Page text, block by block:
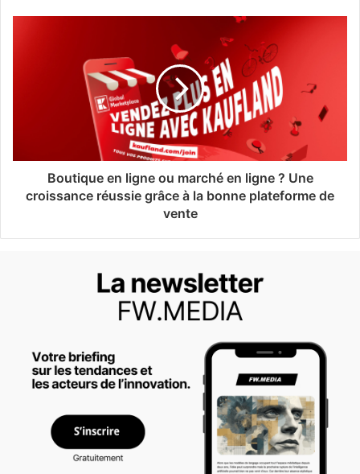
Boutique en ligne ou marché en ligne ? Une
croissance réussie grâce à la bonne plateforme de
vente